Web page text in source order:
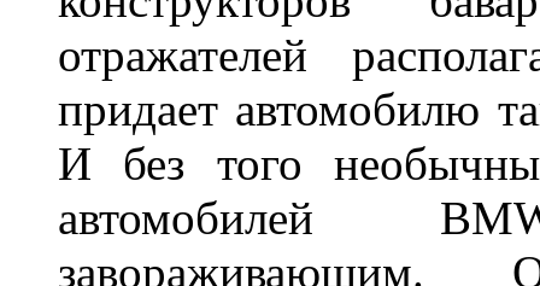
отражателей
придает автомобилю
И без того
автомобилей
завораживающим.